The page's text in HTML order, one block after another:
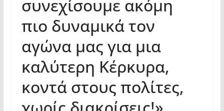
συνεχίσουμε ακόμη
πιο δυναμικά τον
αγώνα μας για μια
καλύτερη Κέρκυρα,
κοντά στους πολίτες,